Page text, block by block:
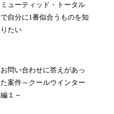
ミューティッド・トータル
で自分に1番似合うものを知
りたい
お問い合わせに答えがあっ
た案件～クールウインター
編１～